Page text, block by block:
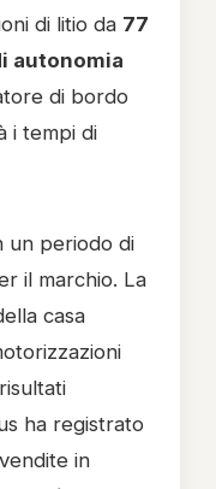
di litio da 77
autonomia
di bordo
i tempi di
un periodo di
il marchio. La
casa
ha registrato
in